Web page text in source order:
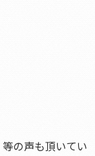
等の声も頂いてい